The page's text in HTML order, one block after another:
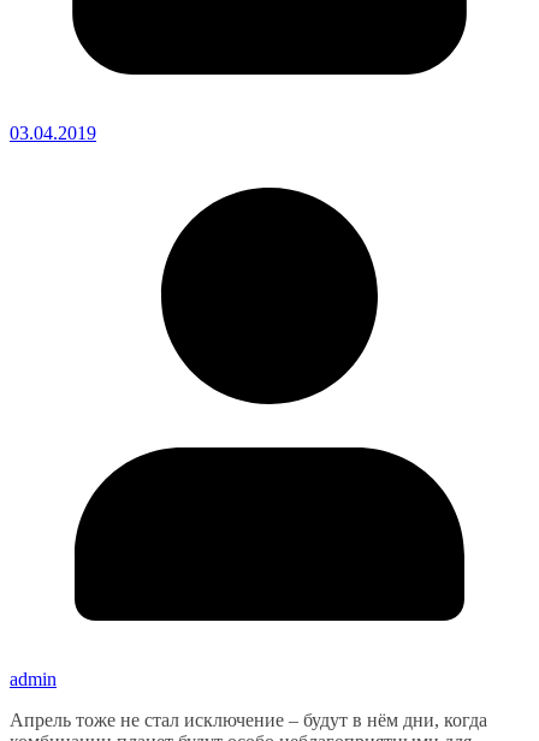
03.04.2019
admin
Апрель тоже не стал исключение – будут в нём дни, когда